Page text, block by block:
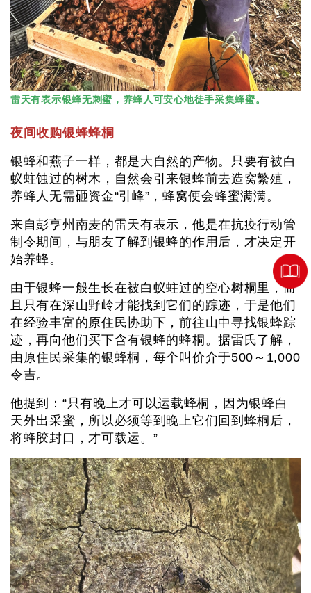
雷天有表示银蜂无刺蜜，养蜂人可安心地徒手采集蜂蜜。
夜间收购银蜂蜂桐
银蜂和燕子一样，都是大自然的产物。只要有被白
蚁蛀蚀过的树木，自然会引来银蜂前去造窝繁殖，
养蜂人无需砸资金“引峰”，蜂窝便会蜂蜜满满。
来自彭亨州南麦的雷天有表示，他是在抗疫行动管
制令期间，与朋友了解到银蜂的作用后，才决定开
始养蜂。
由于银蜂一般生长在被白蚁蛀过的空心树桐里，而
且只有在深山野岭才能找到它们的踪迹，于是他们
在经验丰富的原住民协助下，前往山中寻找银蜂踪
迹，再向他们买下含有银蜂的蜂桐。据雷氏了解，
由原住民采集的银蜂桐，每个叫价介于500～1,000
令吉。
他提到：“只有晚上才可以运载蜂桐，因为银蜂白
天外出采蜜，所以必须等到晚上它们回到蜂桐后，
将蜂胶封口，才可载运。”